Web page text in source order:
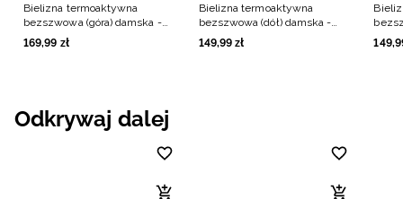
Bielizna termoaktywna
bezszwowa (góra) damska -
czerwona
169,99 zł
Bielizna termoaktywna
bezszwowa (dół) damska -
czerwona
149,99 zł 149,
Odkrywaj dalej